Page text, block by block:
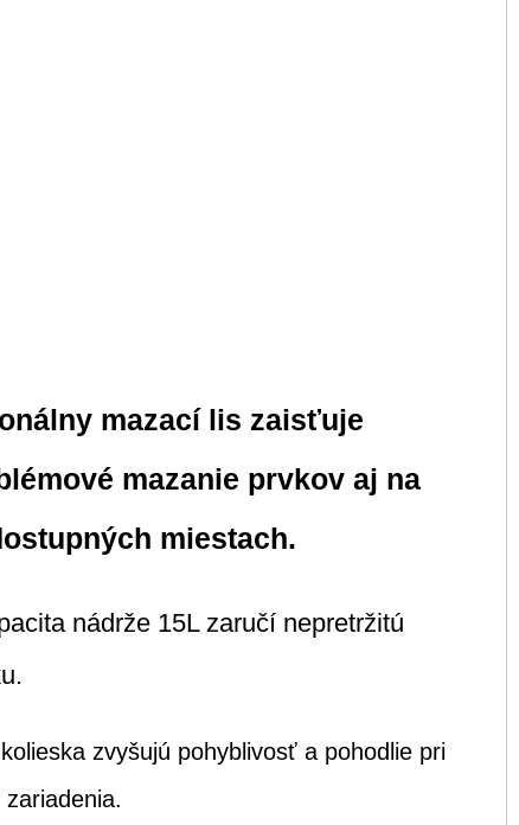
mazací lis zaisťuje
mazanie prvkov aj na
miestach.
nádrže 15L zaručí nepretržitú
zvyšujú pohyblivosť a pohodlie pri